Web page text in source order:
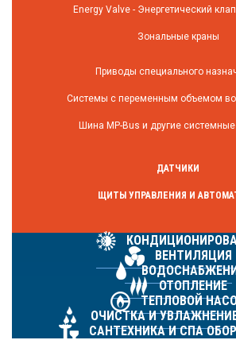
Energy Valve - Энергетический
Зональные краны
Приводы специального
Системы с переменным объемом
Шина MP-Bus и другие
ДАТЧИКИ
ЩИТЫ УПРАВЛЕНИЯ И
ВЕНТИЛЯЦИЯ
ОТОПЛЕНИЕ
ТЕПЛОВОЙ
ОЧИСТКА И
САНТЕХНИКА И СПА